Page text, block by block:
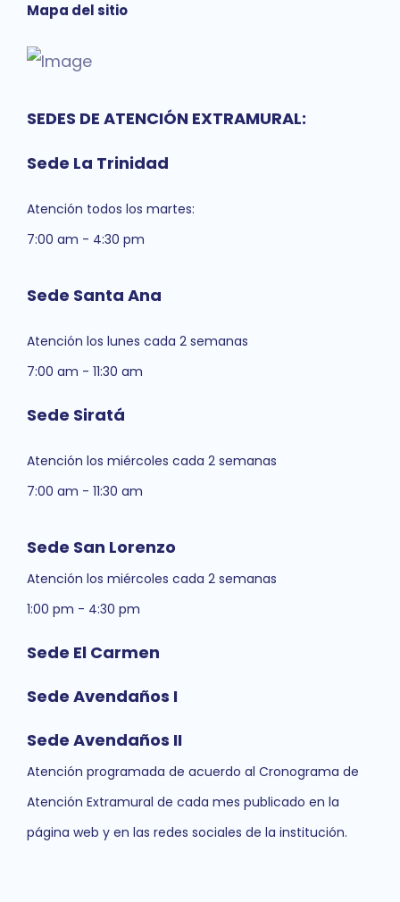
Mapa del sitio
SEDES DE ATENCIÓN EXTRAMURAL:
Sede La Trinidad
Atención todos los martes:
7:00 am - 4:30 pm
Sede Santa Ana
Atención los lunes cada 2 semanas
7:00 am - 11:30 am
Sede Siratá
Atención los miércoles cada 2 semanas
7:00 am - 11:30 am
Sede San Lorenzo
Atención los miércoles cada 2 semanas
1:00 pm - 4:30 pm
Sede El Carmen
Sede Avendaños I
Sede Avendaños II
Atención programada de acuerdo al Cronograma de
Atención Extramural de cada mes publicado en la
página web y en las redes sociales de la institución.